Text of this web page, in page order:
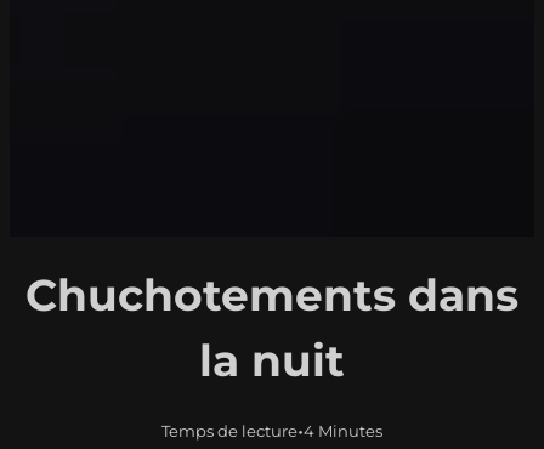
Chuchotements dans
la nuit
Temps de lecture•4 Minutes